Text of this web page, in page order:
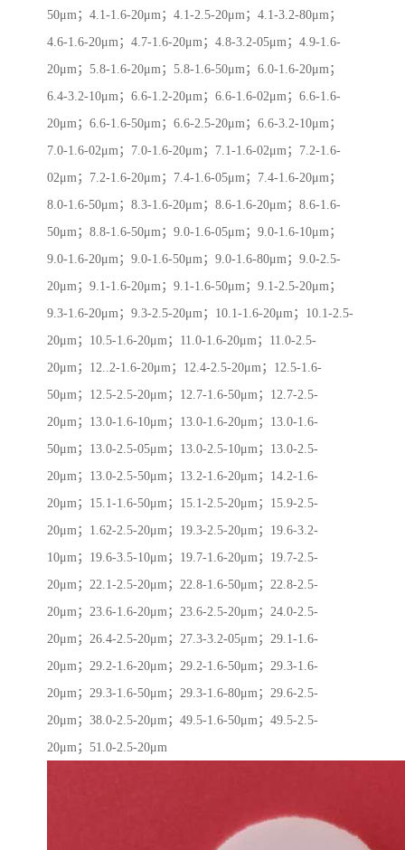
50μm；4.1-1.6-20μm；4.1-2.5-20μm；4.1-3.2-80μm；
4.6-1.6-20μm；4.7-1.6-20μm；4.8-3.2-05μm；4.9-1.6-
20μm；5.8-1.6-20μm；5.8-1.6-50μm；6.0-1.6-20μm；
6.4-3.2-10μm；6.6-1.2-20μm；6.6-1.6-02μm；6.6-1.6-
20μm；6.6-1.6-50μm；6.6-2.5-20μm；6.6-3.2-10μm；
7.0-1.6-02μm；7.0-1.6-20μm；7.1-1.6-02μm；7.2-1.6-
02μm；7.2-1.6-20μm；7.4-1.6-05μm；7.4-1.6-20μm；
8.0-1.6-50μm；8.3-1.6-20μm；8.6-1.6-20μm；8.6-1.6-
50μm；8.8-1.6-50μm；9.0-1.6-05μm；9.0-1.6-10μm；
9.0-1.6-20μm；9.0-1.6-50μm；9.0-1.6-80μm；9.0-2.5-
20μm；9.1-1.6-20μm；9.1-1.6-50μm；9.1-2.5-20μm；
9.3-1.6-20μm；9.3-2.5-20μm；10.1-1.6-20μm；10.1-2.5-
20μm；10.5-1.6-20μm；11.0-1.6-20μm；11.0-2.5-
20μm；12..2-1.6-20μm；12.4-2.5-20μm；12.5-1.6-
50μm；12.5-2.5-20μm；12.7-1.6-50μm；12.7-2.5-
20μm；13.0-1.6-10μm；13.0-1.6-20μm；13.0-1.6-
50μm；13.0-2.5-05μm；13.0-2.5-10μm；13.0-2.5-
20μm；13.0-2.5-50μm；13.2-1.6-20μm；14.2-1.6-
20μm；15.1-1.6-50μm；15.1-2.5-20μm；15.9-2.5-
20μm；1.62-2.5-20μm；19.3-2.5-20μm；19.6-3.2-
10μm；19.6-3.5-10μm；19.7-1.6-20μm；19.7-2.5-
20μm；22.1-2.5-20μm；22.8-1.6-50μm；22.8-2.5-
20μm；23.6-1.6-20μm；23.6-2.5-20μm；24.0-2.5-
20μm；26.4-2.5-20μm；27.3-3.2-05μm；29.1-1.6-
20μm；29.2-1.6-20μm；29.2-1.6-50μm；29.3-1.6-
20μm；29.3-1.6-50μm；29.3-1.6-80μm；29.6-2.5-
20μm；38.0-2.5-20μm；49.5-1.6-50μm；49.5-2.5-
20μm；51.0-2.5-20μm